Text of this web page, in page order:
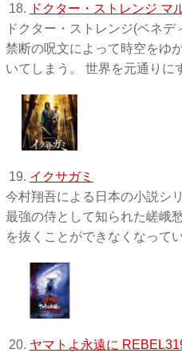
18. ドクター・ストレンジ マ
ドクター・ストレンジ(ベネデ
禁断の呪文によって時空をゆ
いてしまう。 世界を元通りに
19. イクサガミ
今村翔吾による日本の小説シ
最強の侍として知られた嵯峨
を抜くことができなくなって
20. ヤマトよ永遠に